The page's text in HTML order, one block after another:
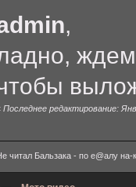
,
Последнее редактирование:
читал Бальзака - по е@алу на-